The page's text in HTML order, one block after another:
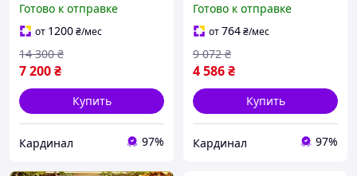
хранения огнестрельного
оружия и патронов 3
едини TOP100
Готово к отправке
от 1200₴/мес
7 200₴
14 300 ₴
Купить
Кардинал 97%
огнестрельного оружия и
патронов с ключевым з
TOP100
Готово к отправке
от764₴/мес
4 586₴
9 072 ₴
Купить
Кардинал 97%